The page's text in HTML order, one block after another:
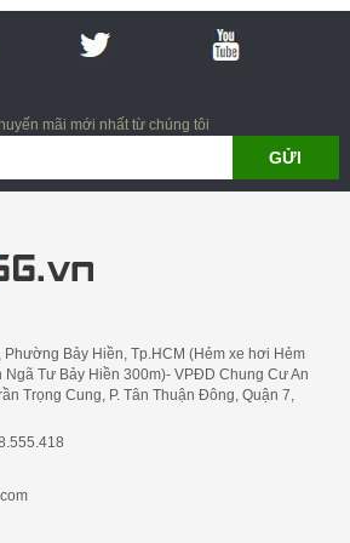
mãi mới nhất từ chúng tôi
Phường Bảy Hiền, Tp.HCM (Hẻm xe hơi Hẻm
Ngã Tư Bảy Hiền 300m)- VPĐD Chung Cư An
Trọng Cung, P. Tân Thuận Đông, Quận 7,